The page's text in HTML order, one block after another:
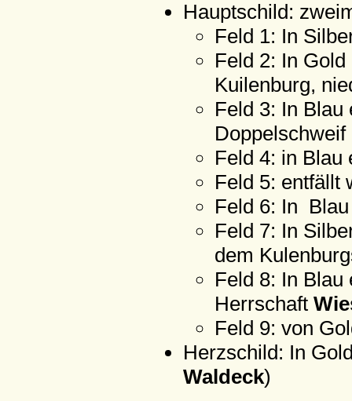
Hauptschild:
Feld 1: In
Feld 2: In
Kuilenburg,
Feld 3: In Blau
Doppelschweif
Feld 4: in Blau
Feld 5: entfällt
Feld 6: In
Feld 7: In
dem
Feld 8: In
Herrschaft
Feld 9: von
Herzschild: In
Waldeck)